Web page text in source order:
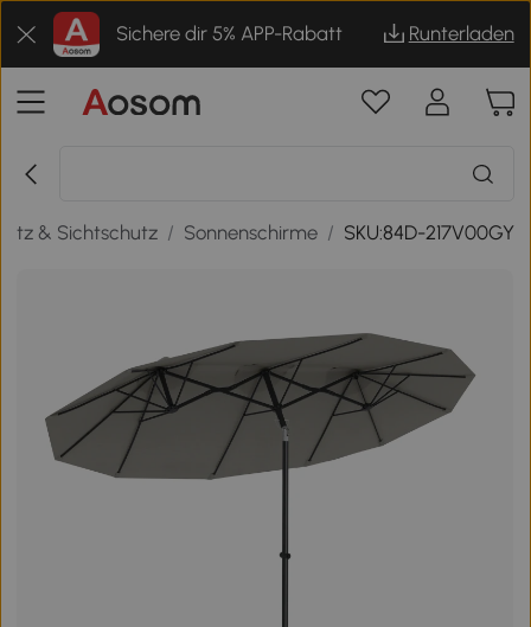
Sichere dir 5% APP-Rabatt Runterladen
& Sichtschutz / Sonnenschirme / SKU:84D-217V00GY